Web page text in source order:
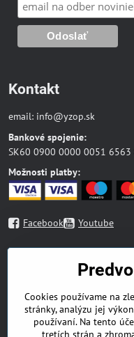
Kontakt
email: info@yzop.sk
Bankové spojenie:
SK60 0900 0000 0051 6563
Možnosti platby:
Facebook Youtube
Náboženská literatúra
Beletria
Odborná literatúra
Cookies používame na
stránky, analýzu jej
používaní. Na tento
tretích strán a